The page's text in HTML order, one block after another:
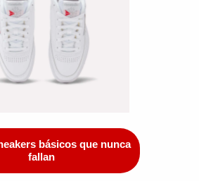
básicos que nunca
fallan